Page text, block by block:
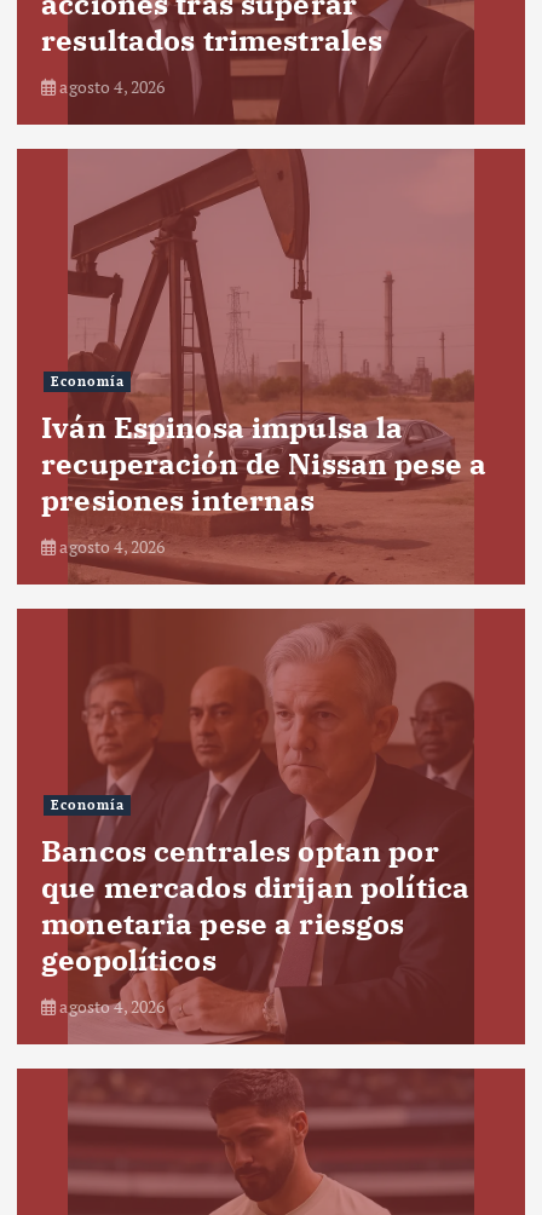
resultados trimestrales
agosto 4, 2026
Economía
Iván Espinosa impulsa la
recuperación de Nissan pese a
presiones internas
agosto 4, 2026
Economía
Bancos centrales optan por
que mercados dirijan política
monetaria pese a riesgos
geopolíticos
agosto 4, 2026